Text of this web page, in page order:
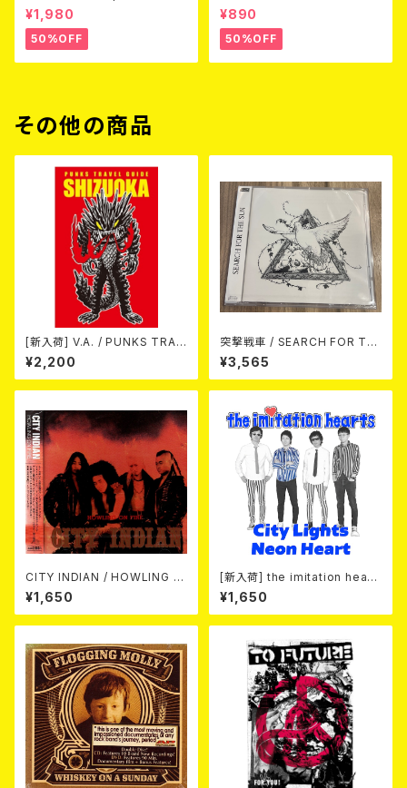
3 (DVD)
¥1,980
50%OFF
Love (CD)
¥890
50%OFF
その他の商品
[新入荷] V.A. / PUNKS TRAV
EL GUIDE SHIZUOKA (CD)
¥2,200
突撃戦車 / SEARCH FOR TH
E SUN（CD+Tシャツ）
¥3,565
CITY INDIAN / HOWLING O
N FIRE (CD)
¥1,650
[新入荷] the imitation heart
s / City Lights Neon Heart
(7"EP)
¥1,650